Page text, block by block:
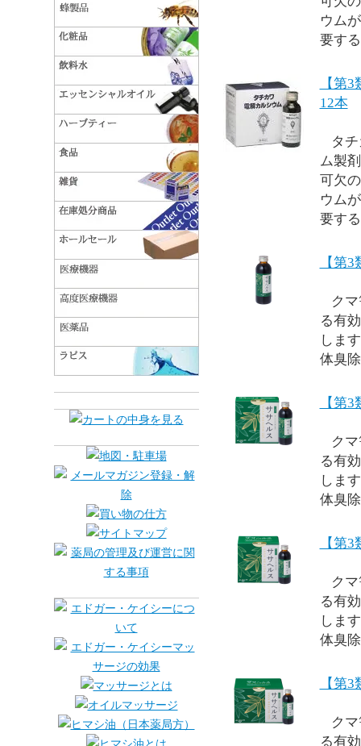
ウム
要す
【第
12本
タ
ム製
可欠
ウム
要す
【第
ク
る有
しま
体臭
【第
ク
る有
しま
体臭
【第
ク
る有
しま
体臭
【第
ク
る有